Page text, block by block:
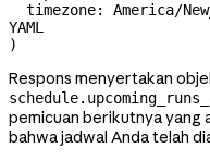
timezone: America/
YAML
)
Respons menyertakan
pemicuan berikutnya yang
bahwa jadwal Anda telah